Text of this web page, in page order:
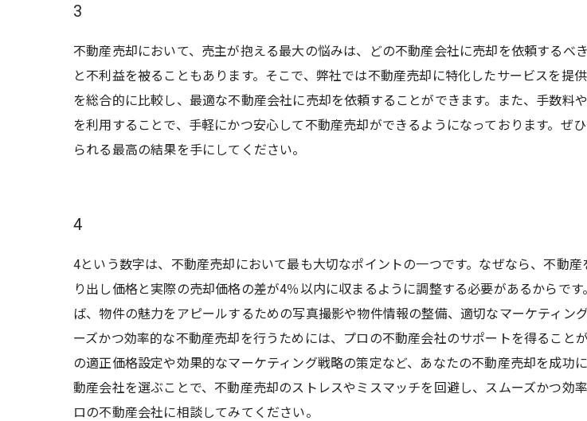
3
不動産売却において、売主が抱える最大の悩みは、どの不動産会社に売却を依頼する
と不利益を被ることもあります。そこで、弊社では不動産売却に特化したサービスを
を総合的に比較し、最適な不動産会社に売却を依頼することができます。また、手数料
を利用することで、手軽にかつ安心して不動産売却ができるようになっております。ぜ
られる最高の結果を手にしてください。
4
4という数字は、不動産売却において最も大切なポイントの一つです。なぜなら、不動
り出し価格と実際の売却価格の差が4％以内に収まるように調整する必要があるからで
ば、物件の魅力をアピールするための写真撮影や物件情報の整備、適切なマーケティン
ーズかつ効率的な不動産売却を行うためには、プロの不動産会社のサポートを得るこ
の適正価格設定や効果的なマーケティング戦略の策定など、あなたの不動産売却を成功
動産会社を選ぶことで、不動産売却のストレスやミスマッチを回避し、スムーズかつ
ロの不動産会社に相談してみてください。